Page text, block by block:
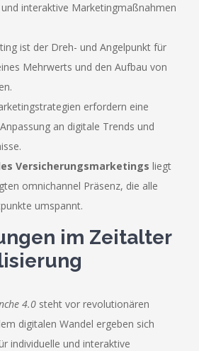
interaktive Marketingmaßnahmen
ist der Dreh- und Angelpunkt für
Mehrwerts und den Aufbau von
erfordern eine
an digitale Trends und
Versicherungsmarketings liegt
omnichannel Präsenz, die alle
umspannt.
im Zeitalter
4.0 steht vor revolutionären
digitalen Wandel ergeben sich
individuelle und interaktive